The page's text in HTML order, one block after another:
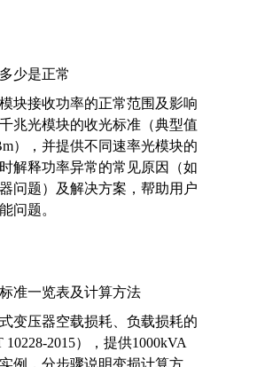
少是正常
块接收功率的正常范围及影响
兆光模块的收光标准（典型值
），并提供不同速率光模块的
解释功率异常的常见原因（如
问题）及解决方案，帮助用户
问题。
准一览表及计算方法
变压器空载损耗、负载损耗的
2015），提供1000kVA
例，分步骤说明变损计算方